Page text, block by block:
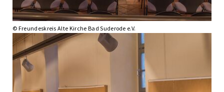
© Freundeskreis Alte Kirche Bad Suderode e.V.